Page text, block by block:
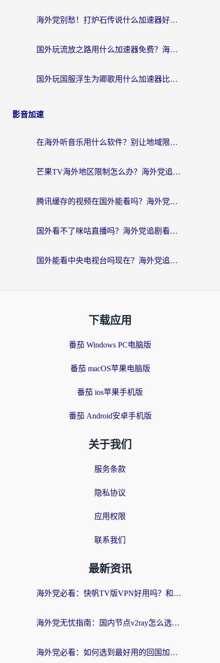
海外党别愁！打炉石传说什么加速器好用？3个实用技巧解决国服游戏卡顿
国外玩流放之路用什么加速器免费？海外党亲测有效的国服游戏加速指南
国外玩国服浮生为卿歌用什么加速器比较好？海外党亲测不踩坑指南
影音加速
在海外听音乐用什么软件？别让地域限制断了你的华语歌单
芒果TV海外地区限制怎么办？海外党追剧看片的实用加速器选择指南
腾讯缓存的视频在国外能看吗？海外党追剧看片的终极解决方案
国外看不了咪咕直播吗？海外党追剧看片的加速器选择指南
国外能看中央电视台吗现在？海外党追剧看央视的实用指南
下载应用
番茄 Windows PC电脑版
番茄 macOS苹果电脑版
番茄 ios苹果手机版
番茄 Android安卓手机版
关于我们
服务条款
隐私协议
应用权限
联系我们
最新资讯
海外党必看：快帆TV版VPN好用吗？和快游VPN对比哪个回国效果更好？附实用避坑指南
海外党无忧指南：国内节点v2ray怎么选？一键回国VPN+多场景实测帮你避坑
海外党必看：如何选到最好用的回国加速器？从节点到售后的全维度指南